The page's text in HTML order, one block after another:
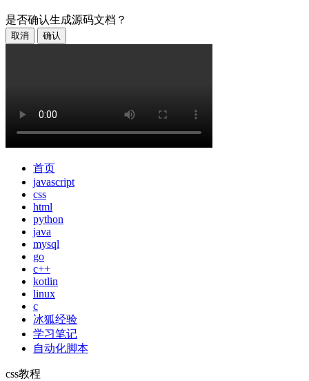
是否确认生成源码文档？
取消 确认
首页
javascript
css
html
python
java
mysql
go
c++
kotlin
linux
c
冰狐经验
学习笔记
自动化脚本
css教程